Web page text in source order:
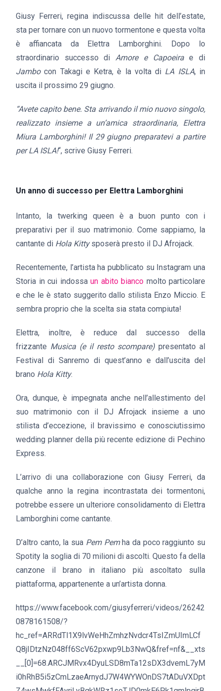
Giusy Ferreri, regina indiscussa delle hit dell’estate,
sta per tornare con un nuovo tormentone e questa volta
è affiancata da Elettra Lamborghini. Dopo lo
straordinario successo diAmore e Capoeirae di
Jambocon Takagi e Ketra, è la volta di LA ISLA, in
uscita il prossimo 29 giugno.
“Avete capito bene. Sta arrivando il mio nuovo singolo,
realizzato insieme a un’amica straordinaria, Elettra
Miura Lamborghini! Il 29 giugno preparatevi a partire
per LA ISLA!“, scrive Giusy Ferreri.
Un anno di successo per Elettra Lamborghini
Intanto, la twerking queen è a buon punto con i
preparativi per il suo matrimonio. Come sappiamo, la
cantante di Hola Kittysposerà presto il DJ Afrojack.
Recentemente, l’artista ha pubblicato su Instagram una
Storia in cui indossa un abito bianco molto particolare
e che le è stato suggerito dallo stilista Enzo Miccio. E
sembra proprio che la scelta sia stata compiuta!
Elettra, inoltre, è reduce dal successo della
frizzante Musica (e il resto scompare) presentato al
Festival di Sanremo di quest’anno e dall’uscita del
brano Hola Kitty.
Ora, dunque, è impegnata anche nell’allestimento del
suo matrimonio con il DJ Afrojack insieme a uno
stilista d’eccezione, il bravissimo e conosciutissimo
wedding planner della più recente edizione di Pechino
Express.
L’arrivo di una collaborazione con Giusy Ferreri, da
qualche anno la regina incontrastata dei tormentoni,
potrebbe essere un ulteriore consolidamento di Elettra
Lamborghini come cantante.
D’altro canto, la sua Pem Pemha da poco raggiunto su
Spotity la soglia di 70 milioni di ascolti. Questo fa della
canzone il brano in italiano più ascoltato sulla
piattaforma, appartenente a un’artista donna.
https://www.facebook.com/giusyferreri/videos/26242
0878161508/?
hc_ref=ARRdTl1X9lvWeHhZmhzNvdcr4TsIZmUImLCf
Q8jIDtzNz048ff6ScV62pxwp9Lb3NwQ&fref=nf&__xts
__[0]=68.ARCJMRvx4DyuLSD8mTa12sDX3dvemL7yM
i0hRhB5i5zCmLzaeArnydJ7W4WYWOnDS7tADuVXDpt